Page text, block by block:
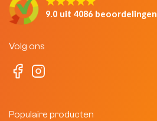
9.0 uit 4086 beoordelingen
Volg ons
Populaire producten